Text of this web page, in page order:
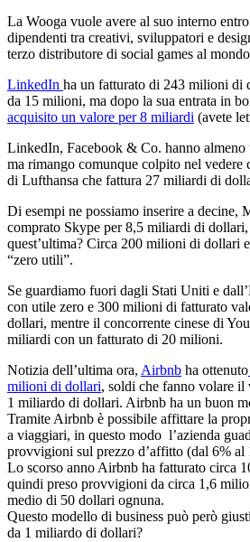
La Wooga vuole avere al suo interno
dipendenti tra creativi, sviluppatori e
terzo distributore di social games al
LinkedIn ha un fatturato di 243 milioni di
da 15 milioni, ma dopo la sua entrata in
acquisito un valore per 8 miliardi (avete
LinkedIn, Facebook & Co. hanno almeno
ma rimango comunque colpito nel vedere
di Lufthansa che fattura 27 miliardi di
Di esempi ne possiamo inserire a decine,
comprato Skype per 8,5 miliardi di dollari,
quest’ultima? Circa 200 milioni di dollari
“zero utili”.
Se guardiamo fuori dagli Stati Uniti e
con utile zero e 300 milioni di fatturato
dollari, mentre il concorrente cinese di
miliardi con un fatturato di 20 milioni.
Notizia dell’ultima ora, Airbnb ha ottenuto
milioni di dollari, soldi che fanno volare il
1 miliardo di dollari. Airbnb ha un buon
Tramite Airbnb è possibile affittare la
a viaggiari, in questo modo l’azienda
provvigioni sul prezzo d’affitto (dal 6% al
Lo scorso anno Airbnb ha fatturato circa
quindi preso provvigioni da circa 1,6
medio di 50 dollari ognuna.
Questo modello di business può però
da 1 miliardo di dollari?